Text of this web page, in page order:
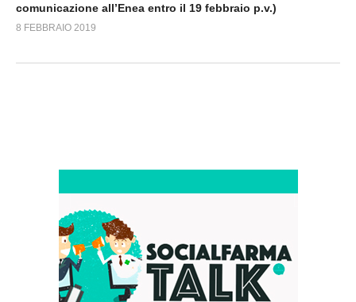
comunicazione all’Enea entro il 19 febbraio p.v.)
8 FEBBRAIO 2019